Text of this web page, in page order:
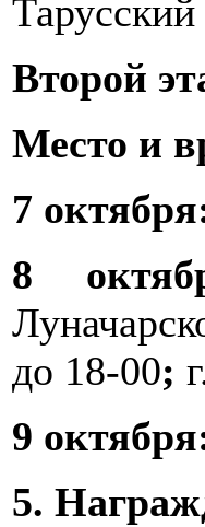
Тарусский
Второй
Место и
7
8
до 18-00;
9
5.